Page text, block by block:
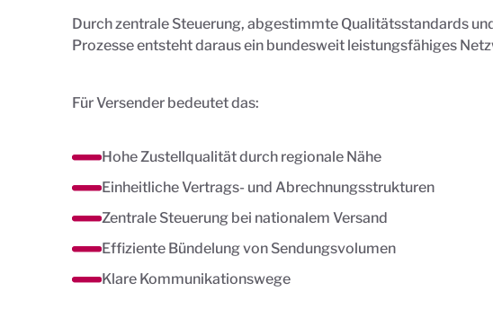
Durch zentrale Steuerung, abgestimmte Qualitätsstandards
Prozesse entsteht daraus ein bundesweit leistungsfähiges
Für Versender bedeutet das:
Hohe Zustellqualität durch regionale Nähe
Einheitliche Vertrags- und Abrechnungsstrukturen
Zentrale Steuerung bei nationalem Versand
Effiziente Bündelung von Sendungsvolumen
Klare Kommunikationswege